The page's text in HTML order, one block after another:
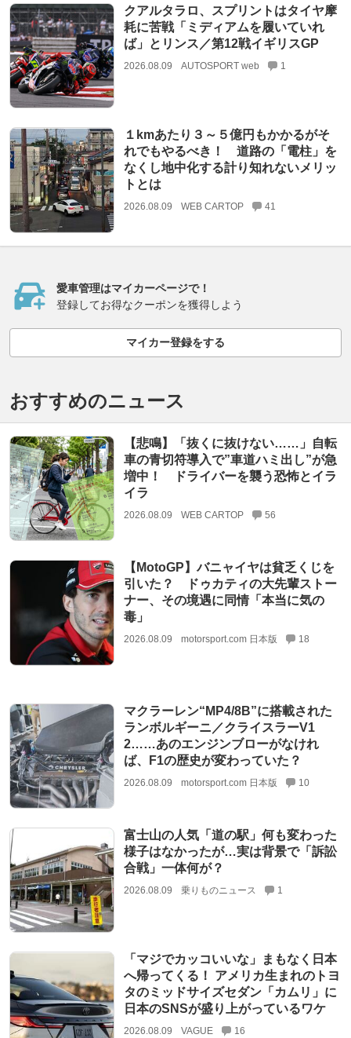
クアルタラロ、スプリントはタイヤ摩
耗に苦戦「ミディアムを履いていれ
ば」とリンス／第12戦イギリスGP
2026.08.09 AUTOSPORT web 1
１kmあたり３～５億円もかかるがそ
れでもやるべき！ 道路の「電柱」を
なくし地中化する計り知れないメリッ
トとは
2026.08.09 WEB CARTOP 41
愛車管理はマイカーページで！
登録してお得なクーポンを獲得しよう
マイカー登録をする
おすすめのニュース
【悲鳴】「抜くに抜けない……」自転
車の青切符導入で”車道ハミ出し”が急
増中！ ドライバーを襲う恐怖とイラ
イラ
2026.08.09 WEB CARTOP 56
【MotoGP】バニャイヤは貧乏くじを
引いた？ ドゥカティの大先輩ストー
ナー、その境遇に同情「本当に気の
毒」
2026.08.09 motorsport.com 日本版 18
マクラーレン“MP4/8B”に搭載された
ランボルギーニ／クライスラーV1
2……あのエンジンブローがなけれ
ば、F1の歴史が変わっていた？
2026.08.09 motorsport.com 日本版 10
富士山の人気「道の駅」何も変わった
様子はなかったが…実は背景で「訴訟
合戦」一体何が？
2026.08.09 乗りものニュース 1
「マジでカッコいいな」まもなく日本
へ帰ってくる！ アメリカ生まれのトヨ
タのミッドサイズセダン「カムリ」に
日本のSNSが盛り上がっているワケ
2026.08.09 VAGUE 16